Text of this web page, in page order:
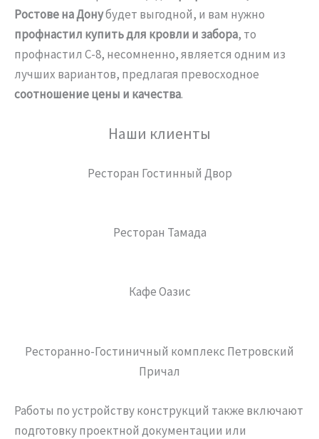
Ростове на Донубудет выгодной, и вам нужно
профнастил купить для кровли и забора, то
профнастил С-8, несомненно, является одним из
лучших вариантов, предлагая превосходное
соотношение цены и качества.
Наши клиенты
Ресторан Гостинный Двор
Ресторан Тамада
Кафе Оазис
Ресторанно-Гостиничный комплекс Петровский
Причал
Работы по устройству конструкций также включают
подготовку проектной документации или